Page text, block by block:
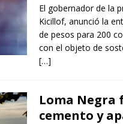
El gobernador de la
Kicillof, anunció la
de pesos para 200
con el objeto de
[…]
Loma Negra
cemento y